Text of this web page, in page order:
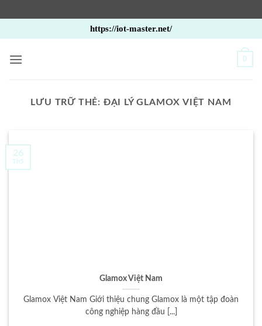
qua
nội
https://iot-master.net/
0
LƯU TRỮ THẺ: ĐẠI LÝ GLAMOX VIỆT NAM
Glamox Việt Nam
Glamox Việt Nam Giới thiệu chung Glamox là một tập đoàn
công nghiệp hàng đầu [...]
26
Th5